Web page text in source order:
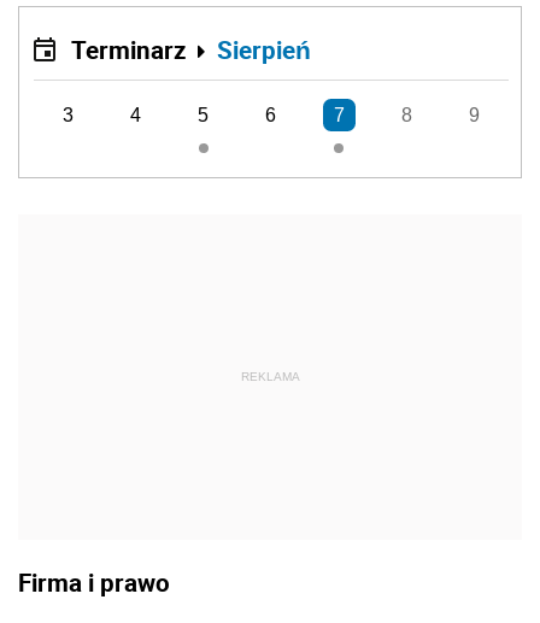
Terminarz Sierpień
3 4 5 6 7 8 9
REKLAMA
Firma i prawo